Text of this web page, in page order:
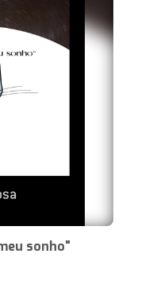
sonho"